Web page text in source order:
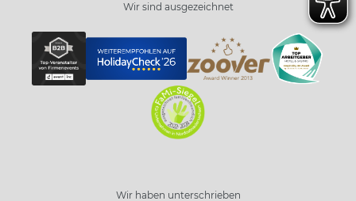
Wir sind ausgezeichnet
Wir haben unterschrieben